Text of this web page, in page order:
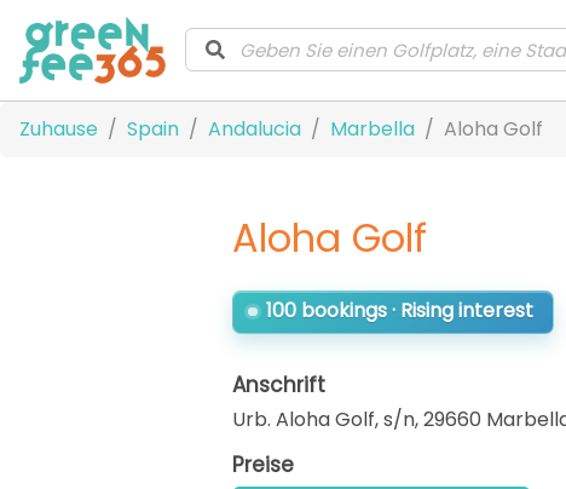
Zuhause Spain Andalucia Marbella Aloha Golf
Aloha Golf
100 bookings · Rising interest
Anschrift
Urb. Aloha Golf, s/n, 29660
Preise